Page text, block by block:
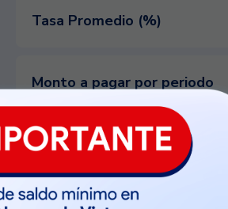
Tasa Promedio (%)
Monto a pagar por periodo
Total a pagar